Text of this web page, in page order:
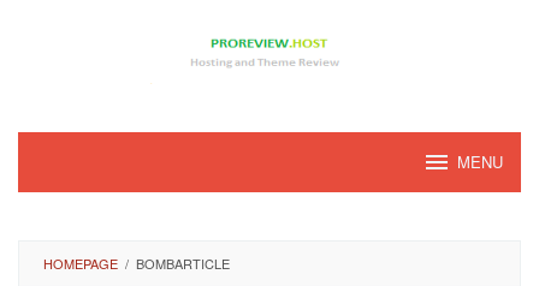
MENU
HOMEPAGE / BOMBARTICLE